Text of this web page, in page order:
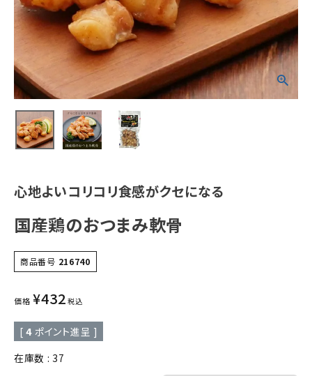
心地よいコリコリ食感がクセになる
国産鶏のおつまみ軟骨
商品番号 216740
価格 ¥432 税込
[ 4 ポイント進呈 ]
在庫数
37